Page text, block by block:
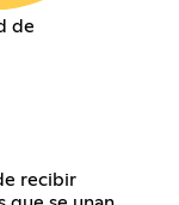
de
recibir